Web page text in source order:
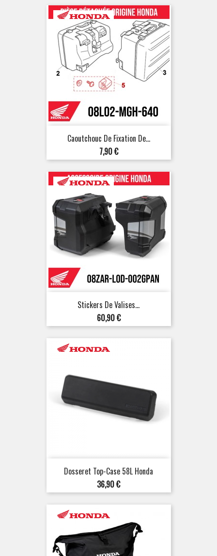
Caoutchouc De Fixation De...
Prix
7,90 €
Stickers De Valises...
Prix
60,90 €
Dosseret Top-Case 58L Honda
Prix
36,90 €